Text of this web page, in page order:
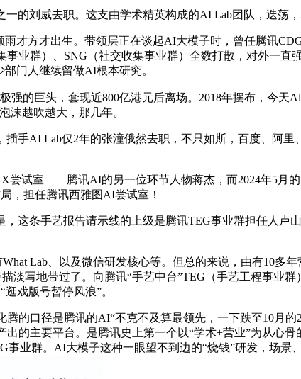
刘威去职。这支由学术精英构成的AI Lab团队，迭荡，
方才出生。带领层正在谈起AI大模子时，曾任腾讯
业群）、SNG（社交收集事业群）全数打散，对外一直
门人继续留做AI根本研究。
强的巨头，套现近800亿港元后离场。2018年摆布，今天
沫越吹越大，那几年。
AI Lab仅2年的张潼俄然去职，不只如斯，百度、阿里
试室——腾讯AI的另一位环节人物蒋杰，而2024年5月
，担任腾讯西雅图AI尝试室！
条手艺报告请示线的上级是腾讯TEG事业群担任人卢
Lab、以及微信研发核心等。但总的来说，由有10多年
写地带过了。向腾讯“手艺中台”TEG（手艺工程事业
戏版号暂停风浪”。
口径是腾讯的AI“不克不及算最领先，一下跌至10月的
的主要平台。是腾讯史上第一个以“学术+营业”为从心
业群。AI大模子这种一眼望不到边的“烧钱”研发，场景